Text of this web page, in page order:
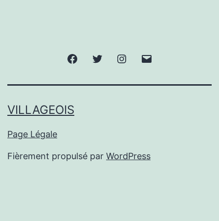
FacebookTwitter Instagram
VILLAGEOIS
Page Légale
Fièrement propulsé par WordPress